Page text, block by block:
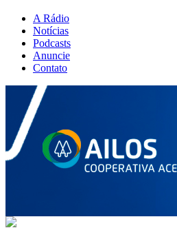
A Rádio
Notícias
Podcasts
Anuncie
Contato